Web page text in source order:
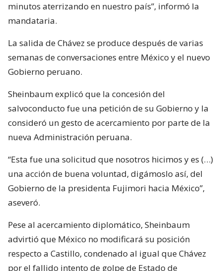
minutos aterrizando en nuestro país”, informó la
mandataria.
La salida de Chávez se produce después de varias
semanas de conversaciones entre México y el nuevo
Gobierno peruano.
Sheinbaum explicó que la concesión del
salvoconducto fue una petición de su Gobierno y la
consideró un gesto de acercamiento por parte de la
nueva Administración peruana.
“Esta fue una solicitud que nosotros hicimos y es (…)
una acción de buena voluntad, digámoslo así, del
Gobierno de la presidenta Fujimori hacia México”,
aseveró.
Pese al acercamiento diplomático, Sheinbaum
advirtió que México no modificará su posición
respecto a Castillo, condenado al igual que Chávez
por el fallido intento de golpe de Estado de